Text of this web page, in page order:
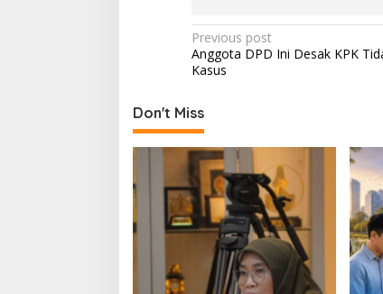
P
o
t
n
a
v
i
g
Previous post
Anggota DPD Ini Desak KPK
Kasus
Don't Miss